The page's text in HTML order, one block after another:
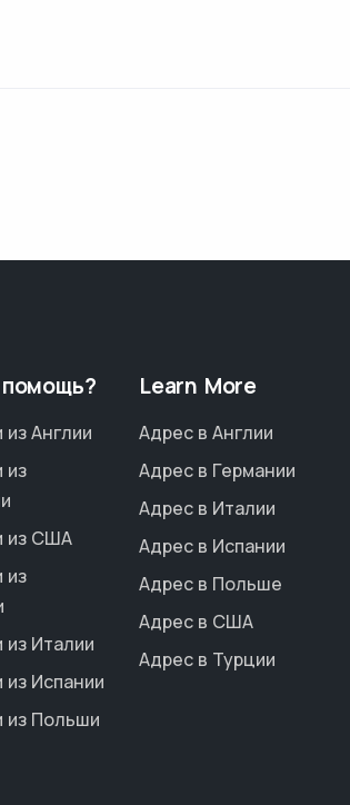
Англии
из
из США
из
из Италии
из Испании
из Польши
Learn More
Адрес в Англии
Адрес в Германии
Адрес в Италии
Адрес в Испании
Адрес в Польше
Адрес в США
Адрес в Турции